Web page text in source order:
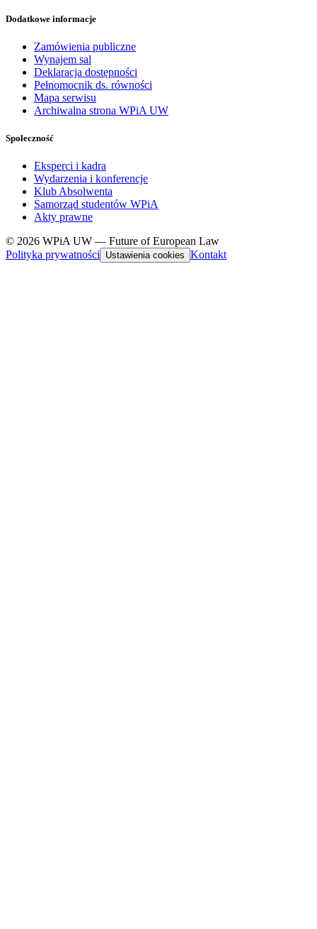
Dodatkowe informacje
Zamówienia publiczne
Wynajem sal
Deklaracja dostępności
Pełnomocnik ds. równości
Mapa serwisu
Archiwalna strona WPiA UW
Społeczność
Eksperci i kadra
Wydarzenia i konferencje
Klub Absolwenta
Samorząd studentów WPiA
Akty prawne
© 2026 WPiA UW — Future of European Law
Polityka prywatności Ustawienia cookies Kontakt